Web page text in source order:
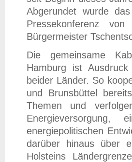
Abgerundet wurde
Pressekonferenz
Bürgermeister
Die gemeinsame
Hamburg ist
beider Länder. So
und Brunsbüttel
Themen und
Energieversorgung,
energiepolitischen
darüber hinaus über
Holsteins